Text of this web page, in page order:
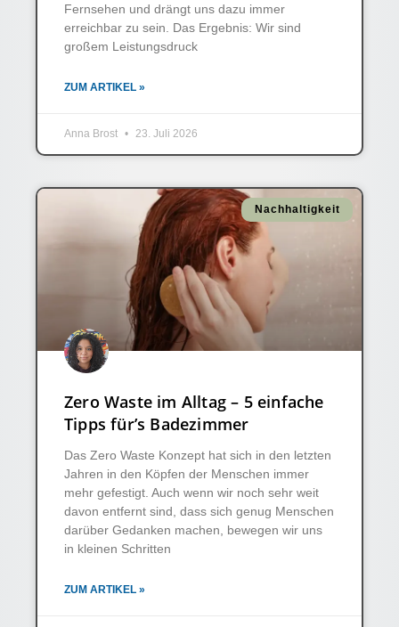
Fernsehen und drängt uns dazu immer
erreichbar zu sein. Das Ergebnis: Wir sind
großem Leistungsdruck
ZUM ARTIKEL »
Anna Brost 23. Juli 2026
Nachhaltigkeit
Zero Waste im Alltag – 5 einfache
Tipps für’s Badezimmer
Das Zero Waste Konzept hat sich in den letzten
Jahren in den Köpfen der Menschen immer
mehr gefestigt. Auch wenn wir noch sehr weit
davon entfernt sind, dass sich genug Menschen
darüber Gedanken machen, bewegen wir uns
in kleinen Schritten
ZUM ARTIKEL »